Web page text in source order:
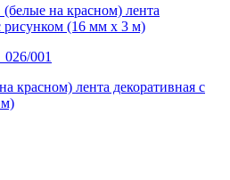
001
красном) лента декоративная с